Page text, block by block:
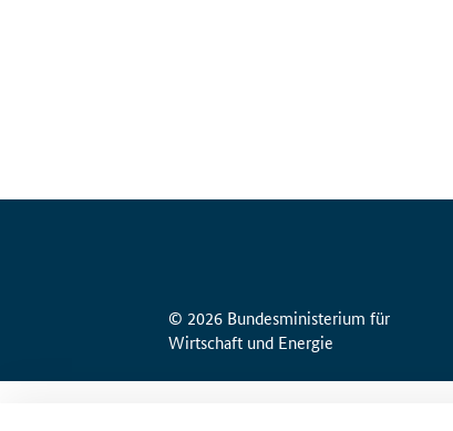
© 2026 Bundesministerium für
Wirtschaft und Energie